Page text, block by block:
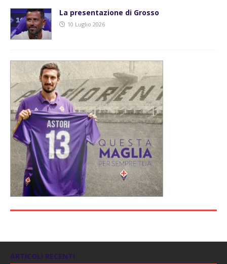
La presentazione di Grosso
10 Luglio 2026
ARTICOLI RECENTI